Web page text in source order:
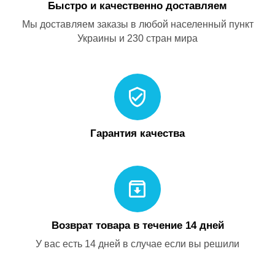
Быстро и качественно доставляем
Мы доставляем заказы в любой населенный пункт
Украины и 230 стран мира
Гарантия качества
Возврат товара в течение 14 дней
У вас есть 14 дней в случае если вы решили